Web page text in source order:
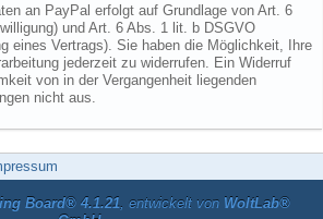
an PayPal erfolgt auf Grundlage von Art. 6
und Art. 6 Abs. 1 lit. b DSGVO
eines Vertrags). Sie haben die Möglichkeit, Ihre
jederzeit zu widerrufen. Ein Widerruf
von in der Vergangenheit liegenden
nicht aus.
Board® 4.1.21, entwickelt von WoltLab®